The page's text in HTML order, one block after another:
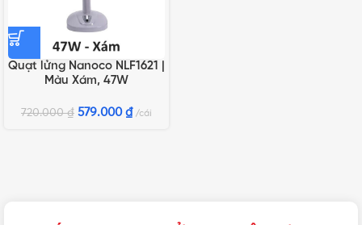
Quạt lửng Nanoco NLF1621 |
Màu Xám, 47W
720.000₫ 579.000 ₫ cái